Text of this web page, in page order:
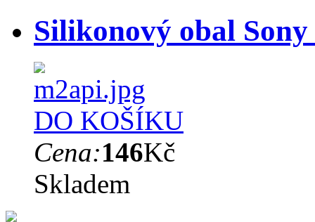
Silikonový obal
DO KOŠÍKU
Cena:146Kč
Skladem